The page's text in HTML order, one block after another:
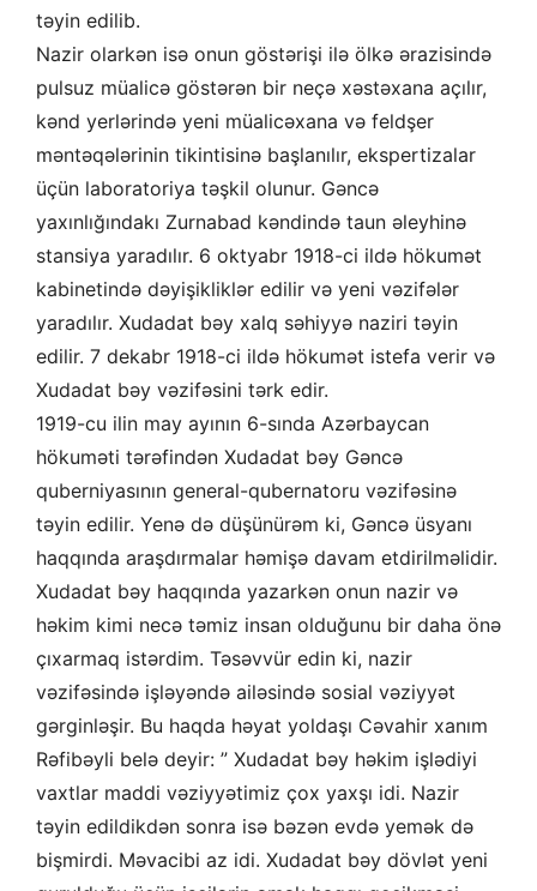
təyin edilib.
Nazir olarkən isə onun göstərişi ilə ölkə ərazisində
pulsuz müalicə göstərən bir neçə xəstəxana açılır,
kənd yerlərində yeni müalicəxana və feldşer
məntəqələrinin tikintisinə başlanılır, ekspertizalar
üçün laboratoriya təşkil olunur. Gəncə
yaxınlığındakı Zurnabad kəndində taun əleyhinə
stansiya yaradılır. 6 oktyabr 1918-ci ildə hökumət
kabinetində dəyişikliklər edilir və yeni vəzifələr
yaradılır. Xudadat bəy xalq səhiyyə naziri təyin
edilir. 7 dekabr 1918-ci ildə hökumət istefa verir və
Xudadat bəy vəzifəsini tərk edir.
1919-cu ilin may ayının 6-sında Azərbaycan
hökuməti tərəfindən Xudadat bəy Gəncə
quberniyasının general-qubernatoru vəzifəsinə
təyin edilir. Yenə də düşünürəm ki, Gəncə üsyanı
haqqında araşdırmalar həmişə davam etdirilməlidir.
Xudadat bəy haqqında yazarkən onun nazir və
həkim kimi necə təmiz insan olduğunu bir daha önə
çıxarmaq istərdim. Təsəvvür edin ki, nazir
vəzifəsində işləyəndə ailəsində sosial vəziyyət
gərginləşir. Bu haqda həyat yoldaşı Cəvahir xanım
Rəfibəyli belə deyir: ” Xudadat bəy həkim işlədiyi
vaxtlar maddi vəziyyətimiz çox yaxşı idi. Nazir
təyin edildikdən sonra isə bəzən evdə yemək də
bişmirdi. Məvacibi az idi. Xudadat bəy dövlət yeni